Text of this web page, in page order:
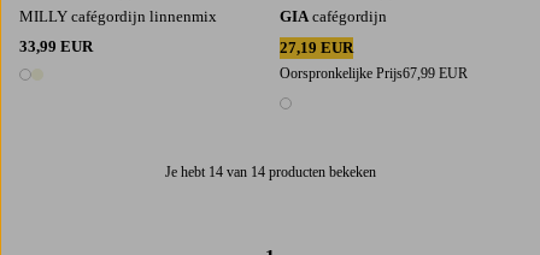
MILLY cafégordijn linnenmix
33,99 EUR
2 kleuren
GIA cafégordijn
27,19 EUR
Oorspronkelijke Prijs67,99 EUR
1 kleur
Je hebt 14 van 14 producten bekeken